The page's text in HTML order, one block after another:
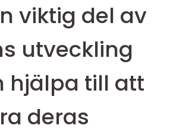
viktig del av
utveckling
hjälpa till att
deras